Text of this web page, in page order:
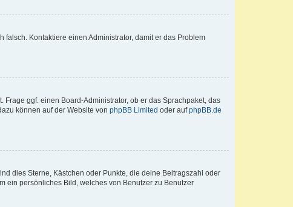
Kontaktiere einen Administrator, damit er das Problem
ggf. einen Board-Administrator, ob er das Sprachpaket, das
können auf der Website von phpBB Limited oder aufphpBB.de
dies Sterne, Kästchen oder Punkte, die deine Beitragszahl oder
ein persönliches Bild, welches von Benutzer zu Benutzer